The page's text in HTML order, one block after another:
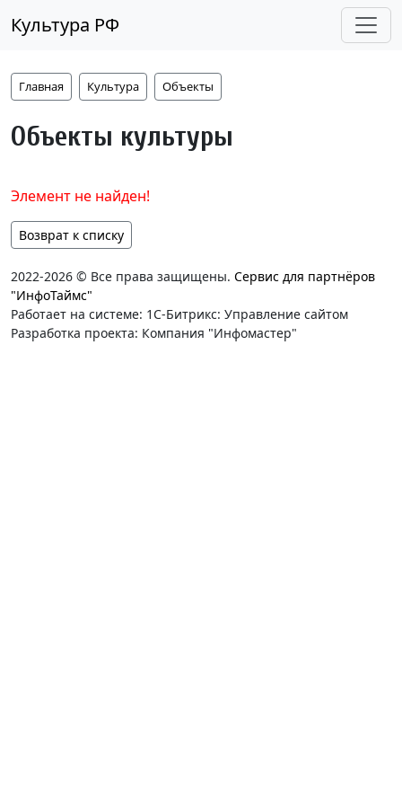
Культура РФ
Главная Культура Объекты
Объекты культуры
Элемент не найден!
Возврат к списку
2022-2026 © Все права защищены. Сервис для партнёров
"ИнфоТаймс"
Работает на системе: 1С-Битрикс: Управление сайтом
Разработка проекта: Компания "Инфомастер"